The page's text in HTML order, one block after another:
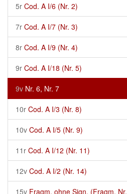
5r Cod. A I/6 (Nr. 2)
7r Cod. A I/7 (Nr. 3)
8r Cod. A I/9 (Nr. 4)
9r Cod. A I/18 (Nr. 5)
9v Nr. 6, Nr. 7
10r Cod. A I/3 (Nr. 8)
10v Cod. A I/5 (Nr. 9)
11r Cod. A I/12 (Nr. 11)
12v Cod. A I/2 (Nr. 14)
15v Fragm. ohne Sign. (Fragm. Nr.